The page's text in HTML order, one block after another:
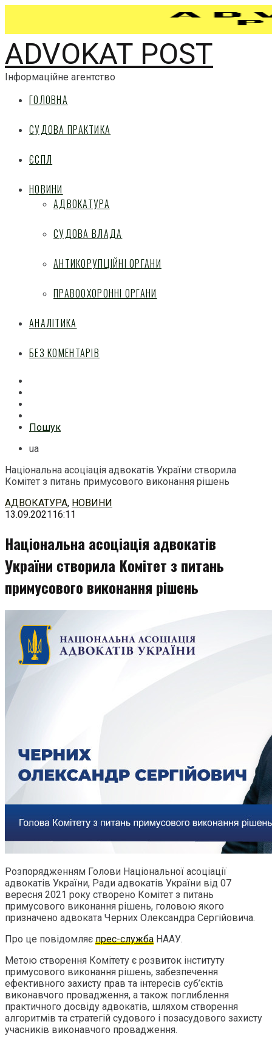
ADVOKAT POST
Інформаційне агентство
ГОЛОВНА
СУДОВА ПРАКТИКА
ЄСПЛ
НОВИНИ
АДВОКАТУРА
СУДОВА ВЛАДА
АНТИКОРУПЦІЙНІ ОРГАНИ
ПРАВООХОРОННІ ОРГАНИ
АНАЛІТИКА
БЕЗ КОМЕНТАРІВ
Пошук
ua
Національна асоціація адвокатів України створила
Комітет з питань примусового виконання рішень
Перейти
до
АДВОКАТУРА, НОВИНИ
13.09.202116:11
Національна асоціація адвокатів
України створила Комітет з питань
примусового виконання рішень
Розпорядженням Голови Національної асоціації
адвокатів України, Ради адвокатів України від 07
вересня 2021 року створено Комітет з питань
примусового виконання рішень, головою якого
призначено адвоката Черних Олександра Сергійовича.
Про це повідомляє прес-служба НААУ.
Метою створення Комітету є розвиток інституту
примусового виконання рішень, забезпечення
ефективного захисту прав та інтересів суб’єктів
виконавчого провадження, а також поглиблення
практичного досвіду адвокатів, шляхом створення
алгоритмів та стратегій судового і позасудового захисту
учасників виконавчого провадження.